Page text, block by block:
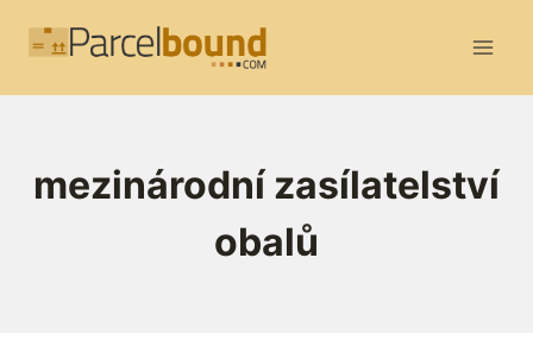
mezinárodní zasílatelství
obalů